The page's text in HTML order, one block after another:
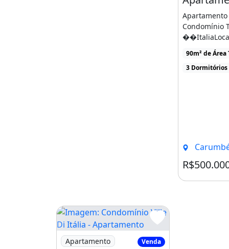
Características do
Condomínio
segura, em
90m² de Área
3 Dormitórios
Imagem: Condomínio Ville Di Itália -
Apartamento Venda